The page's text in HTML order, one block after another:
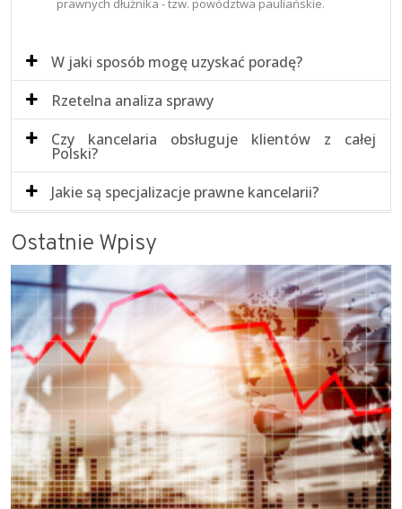
prawnych dłużnika - tzw. powództwa pauliańskie.
W jaki sposób mogę uzyskać poradę?
Rzetelna analiza sprawy
Czy kancelaria obsługuje klientów z całej
Polski?
Jakie są specjalizacje prawne kancelarii?
Ostatnie Wpisy